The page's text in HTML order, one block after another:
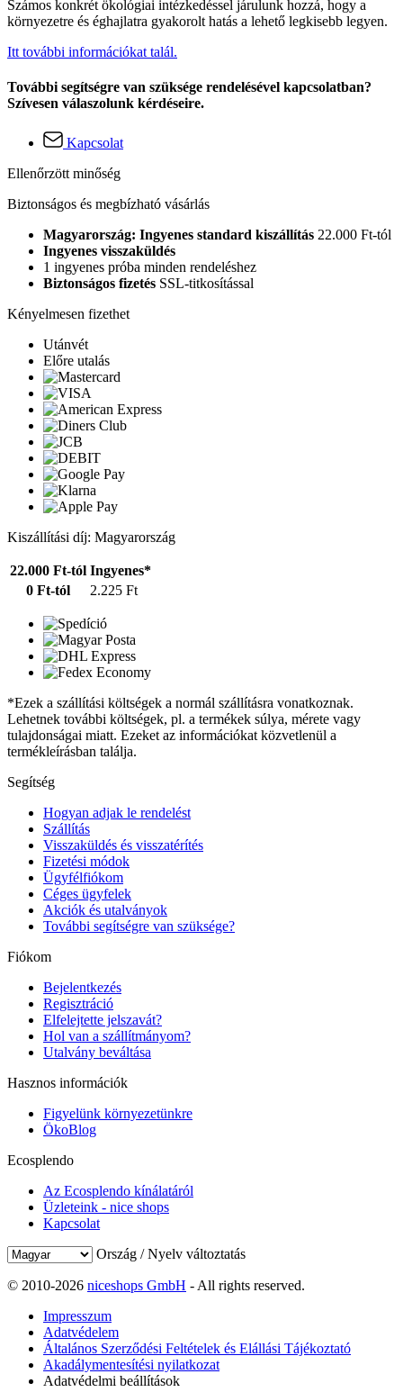
Számos konkrét ökológiai intézkedéssel járulunk hozzá, hogy a
környezetre és éghajlatra gyakorolt hatás a lehető legkisebb legyen.
Itt további információkat talál.
További segítségre van szüksége rendelésével kapcsolatban?
Szívesen válaszolunk kérdéseire.
Kapcsolat
Ellenőrzött minőség
Biztonságos és megbízható vásárlás
Magyarország: Ingyenes standard kiszállítás 22.000 Ft-tól
Ingyenes visszaküldés
1 ingyenes próba minden rendeléshez
Biztonságos fizetés SSL-titkosítással
Kényelmesen fizethet
Utánvét
Előre utalás
Kiszállítási díj: Magyarország
22.000 Ft-tól Ingyenes*
0 Ft-tól
2.225 Ft
*Ezek a szállítási költségek a normál szállításra vonatkoznak.
Lehetnek további költségek, pl. a termékek súlya, mérete vagy
tulajdonságai miatt. Ezeket az információkat közvetlenül a
termékleírásban találja.
Segítség
Hogyan adjak le rendelést
Szállítás
Visszaküldés és visszatérítés
Fizetési módok
Ügyfélfiókom
Céges ügyfelek
Akciók és utalványok
További segítségre van szüksége?
Fiókom
Bejelentkezés
Regisztráció
Elfelejtette jelszavát?
Hol van a szállítmányom?
Utalvány beváltása
Hasznos információk
Figyelünk környezetünkre
ÖkoBlog
Ecosplendo
Az Ecosplendo kínálatáról
Üzleteink - nice shops
Kapcsolat
Ország / Nyelv változtatás
© 2010-2026 niceshops GmbH - All rights reserved.
Impresszum
Adatvédelem
Általános Szerződési Feltételek és Elállási Tájékoztató
Akadálymentesítési nyilatkozat
Adatvédelmi beállítások